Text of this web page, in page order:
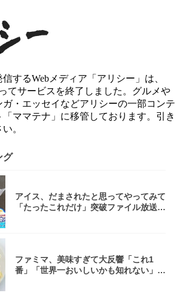
するWebメディア「アリシー」は、
てサービスを終了しました。グルメや
・エッセイなどアリシーの一部コンテ
ママテナ」に移管しております。引き
。
グ
アイス、だまされたと思ってやってみて
「たったこれだけ」突破ファイル放送で
ファミマ、美味すぎて大反響「これ1
番」「世界一おいしいかも知れない」